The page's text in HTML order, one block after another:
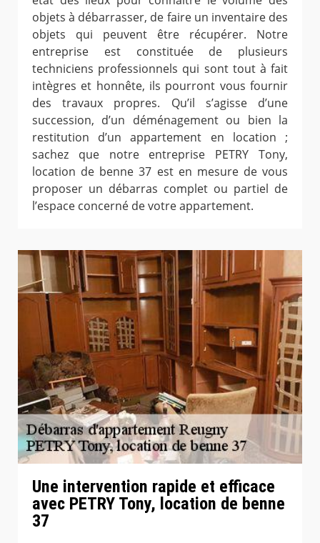
objets à débarrasser, de faire un inventaire des
objets qui peuvent être récupérer. Notre
entreprise est constituée de plusieurs
techniciens professionnels qui sont tout à fait
intègres et honnête, ils pourront vous fournir
des travaux propres. Qu’il s’agisse d’une
succession, d’un déménagement ou bien la
restitution d’un appartement en location ;
sachez que notre entreprise PETRY Tony,
location de benne 37 est en mesure de vous
proposer un débarras complet ou partiel de
l’espace concerné de votre appartement.
Une intervention rapide et efficace
avec PETRY Tony, location de benne
37